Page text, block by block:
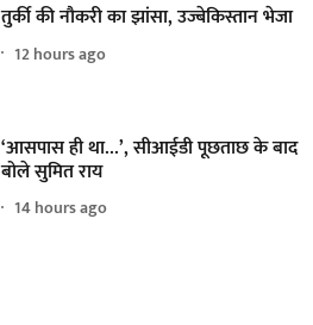
तुर्की की नौकरी का झांसा, उज्बेकिस्तान भेजा
12 hours ago
‘आसपास ही था...’, सीआईडी पूछताछ के बाद
बोले सुमित राय
14 hours ago